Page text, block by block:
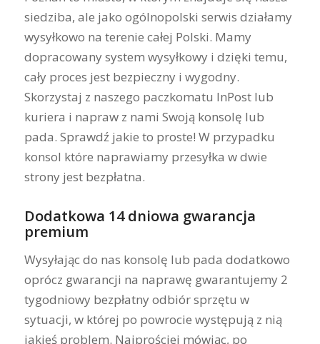
siedziba, ale jako ogólnopolski serwis działamy
wysyłkowo na terenie całej Polski. Mamy
dopracowany system wysyłkowy i dzięki temu,
cały proces jest bezpieczny i wygodny.
Skorzystaj z naszego paczkomatu InPost lub
kuriera i napraw z nami Swoją konsolę lub
pada. Sprawdź jakie to proste! W przypadku
konsol które naprawiamy przesyłka w dwie
strony jest bezpłatna.
Dodatkowa 14 dniowa gwarancja
premium
Wysyłając do nas konsolę lub pada dodatkowo
oprócz gwarancji na naprawę gwarantujemy 2
tygodniowy bezpłatny odbiór sprzętu w
sytuacji, w której po powrocie występują z nią
jakieś problem. Najprościej mówiąc, po